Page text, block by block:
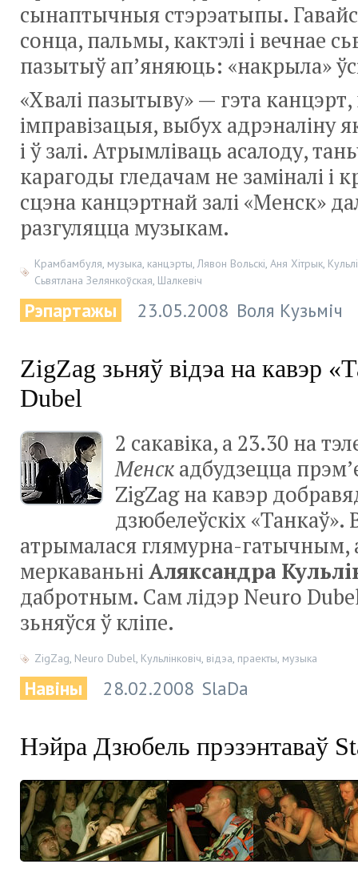
сынаптычныя стэрэатыпы.
сонца, пальмы, кактэлі і вечнае
пазытыў ап’яняюць: «накрыла»
«Хвалі пазытыву» — гэта
імправізацыя, выбух адрэналіну
і ў залі. Атрымліваць асалоду,
карагоды гледачам не заміналі і
сцэна канцэртнай залі «Менск»
разгуляцца музыкам.
Крамбамбуля, музыка, канцэрты,Лявон Вольскі, Аня Хітрык,
Сьвятлана Зелянкоўская, Шалкевіч
Рэпартажы 23.05.2008 Воля Кузьміч
ZigZag зьняў відэа на кавэр
Dubel
2 сакавіка, а 23.30 на
Менск адбудзецца
ZigZag на кавэр
дзюбелеўскіх «Танкаў».
атрымалася глямурна-гатычным,
меркаваньніАляксандра
дабротным. Сам лідэр Neuro
зьняўся ў кліпе.
ZigZag, Neuro Dubel, Кульлінковіч, відэа, праекты, музыка
Навіны 28.02.2008 SlaDa
Нэйра Дзюбель прэзэнтаваў